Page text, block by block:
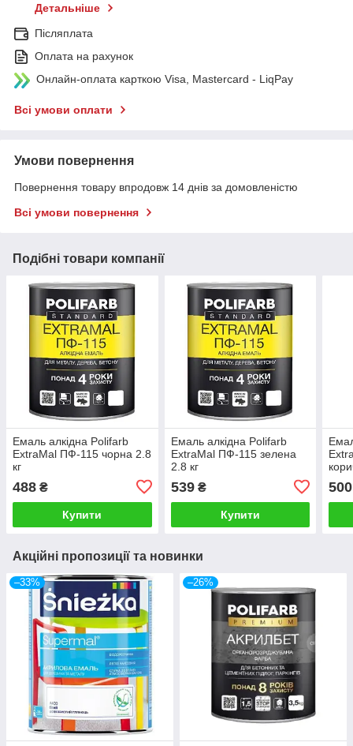
Детальніше
Післяплата
Оплата на рахунок
Онлайн-оплата карткою Visa, Mastercard - LiqPay
Всі умови оплати
Умови повернення
Повернення товару впродовж 14 днів за домовленістю
Всі умови повернення
Подібні товари компанії
Емаль алкідна Polifarb
ExtraMal ПФ-115 чорна 2.8
кг
488 ₴
Купити
Емаль алкідна Polifarb
ExtraMal ПФ-115 зелена
2.8 кг
539₴
Купити
500
Акційні пропозиції та новинки
–33% –26%